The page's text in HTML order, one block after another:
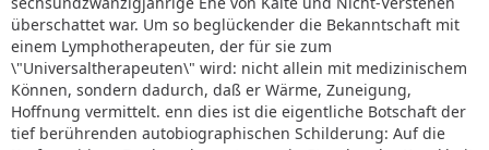
überschattet war. Um so beglückender die Bekanntschaft mit
einem Lymphotherapeuten, der für sie zum
\"Universaltherapeuten\" wird: nicht allein mit medizinischem
Können, sondern dadurch, daß er Wärme, Zuneigung,
Hoffnung vermittelt. enn dies ist die eigentliche Botschaft der
tief berührenden autobiographischen Schilderung: Auf die